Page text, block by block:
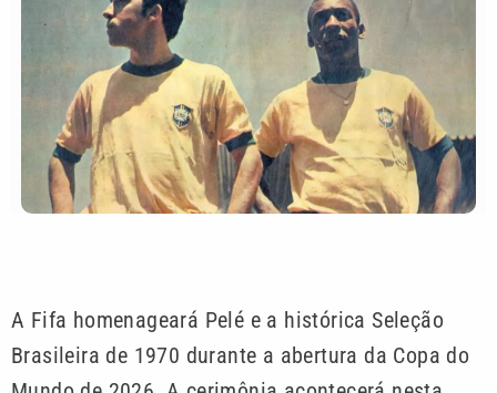
A Fifa homenageará Pelé e a histórica Seleção
Brasileira de 1970 durante a abertura da Copa do